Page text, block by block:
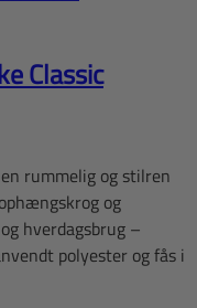
Classic
rummelig og stilren
og
hverdagsbrug –
polyester og fås i